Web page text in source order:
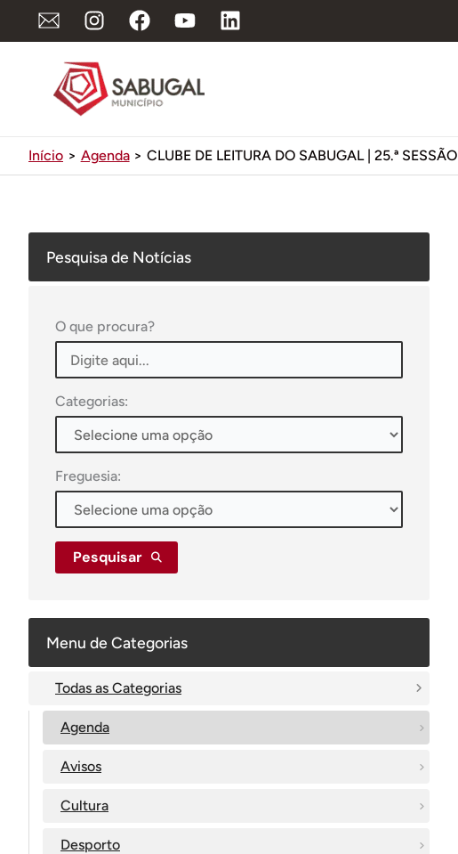
Início Agenda CLUBE DE LEITURA DO SABUGAL | 25.ª SESSÃO
Pesquisa de Notícias
O que procura?
Categorias:
Freguesia:
Pesquisar
Menu de Categorias
Todas as Categorias
Agenda
Avisos
Cultura
Desporto